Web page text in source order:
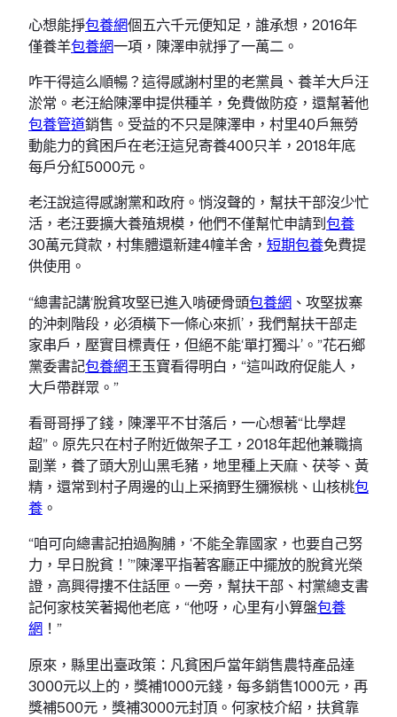
心想能掙包養網個五六千元便知足，誰承想，2016年
僅養羊包養網一項，陳澤申就掙了一萬二。
咋干得這么順暢？這得感謝村里的老黨員、養羊大戶汪
淤常。老汪給陳澤申提供種羊，免費做防疫，還幫著他
包養管道銷售。受益的不只是陳澤申，村里40戶無勞
動能力的貧困戶在老汪這兒寄養400只羊，2018年底
每戶分紅5000元。
老汪說這得感謝黨和政府。悄沒聲的，幫扶干部沒少忙
活，老汪要擴大養殖規模，他們不僅幫忙申請到包養
30萬元貸款，村集體還新建4幢羊舍， 短期包養免費提
供使用。
“總書記講‘脫貧攻堅已進入啃硬骨頭包養網 、攻堅拔寨
的沖刺階段，必須橫下一條心來抓’，我們幫扶干部走
家串戶，壓實目標責任，但絕不能‘單打獨斗’。”花石鄉
黨委書記包養網王玉寶看得明白，“這叫政府促能人，
大戶帶群眾。”
看哥哥掙了錢，陳澤平不甘落后，一心想著“比學趕
超”。原先只在村子附近做架子工，2018年起他兼職搞
副業，養了頭大別山黑毛豬，地里種上天麻、茯苓、黃
精，還常到村子周邊的山上采摘野生獼猴桃、山核桃包
養 。
“咱可向總書記拍過胸脯，‘不能全靠國家，也要自己努
力，早日脫貧！’”陳澤平指著客廳正中擺放的脫貧光榮
證，高興得摟不住話匣。一旁，幫扶干部、村黨總支書
記何家枝笑著揭他老底，“他呀，心里有小算盤包養
網 ！”
原來，縣里出臺政策：凡貧困戶當年銷售農特產品達
3000元以上的，獎補1000元錢，每多銷售1000元，再
獎補500元，獎補3000元封頂。何家枝介紹，扶貧靠